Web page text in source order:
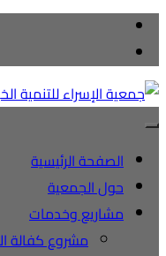
الصفحة الرئيسية
حول الجمعية
مشاريع وخدمات
مشروع كفالة